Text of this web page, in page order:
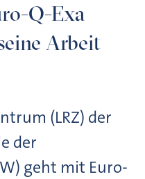
Q-Exa
Arbeit
(LRZ) der
der
geht mit Euro-